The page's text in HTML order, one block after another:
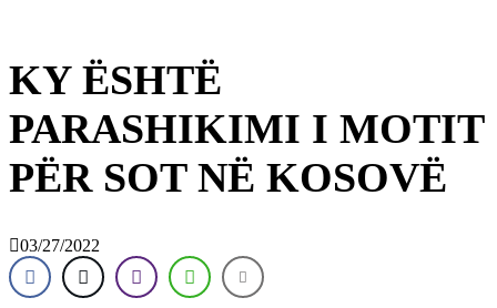
KY ËSHTË
PARASHIKIMI I MOTIT
PËR SOT NË KOSOVË
03/27/2022